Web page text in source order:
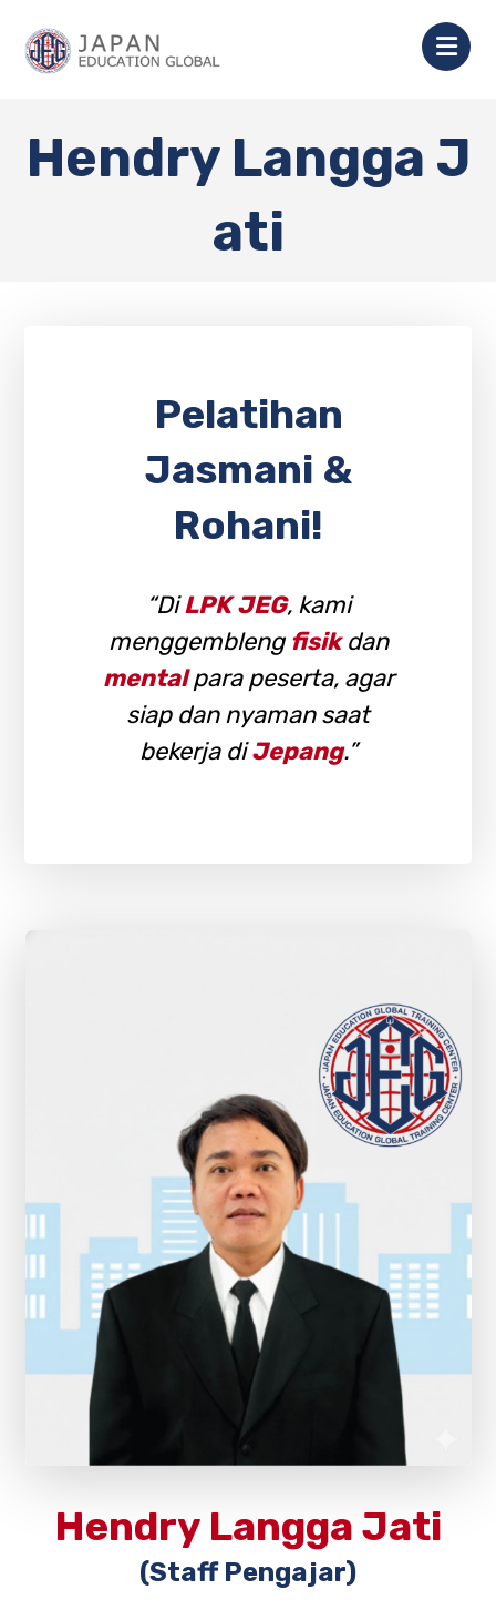
Hendry Langga J
ati
Pelatihan
Jasmani &
Rohani!
“DiLPK JEG, kami
menggemblengfisikdan
mentalpara peserta, agar
siap dan nyaman saat
bekerja diJepang.”
Hendry Langga Jati
(Staff Pengajar)